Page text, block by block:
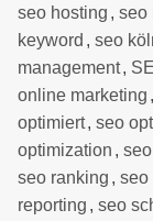
seo hosting , seo
keyword , seo
management,
online marketing ,
optimiert, seo
optimization ,
seo ranking , seo
reporting , seo